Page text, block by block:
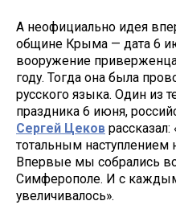
А неофициально идея
общине Крыма — дата 6
вооружение
году. Тогда она была
русского языка. Один из
праздника 6 июня,
Сергей Цеков
тотальным наступлением
Впервые мы собрались
Симферополе. И с
увеличивалось».